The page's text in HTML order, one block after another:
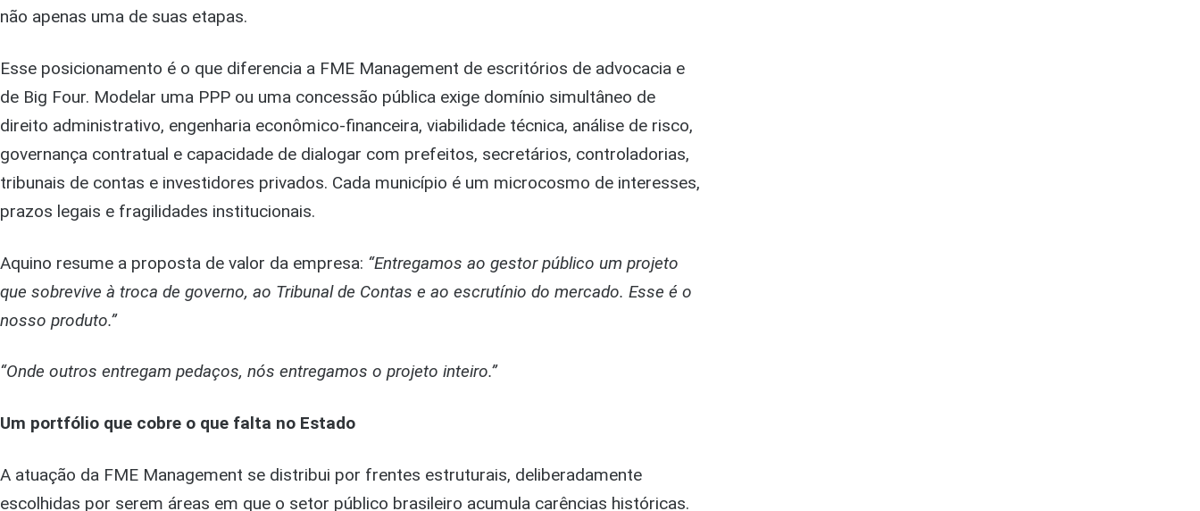
não apenas uma de suas etapas.
Esse posicionamento é o que diferencia a FME Management de escritórios de advocacia e
de Big Four. Modelar uma PPP ou uma concessão pública exige domínio simultâneo de
direito administrativo, engenharia econômico-financeira, viabilidade técnica, análise de risco,
governança contratual e capacidade de dialogar com prefeitos, secretários, controladorias,
tribunais de contas e investidores privados. Cada município é um microcosmo de interesses,
prazos legais e fragilidades institucionais.
Aquino resume a proposta de valor da empresa: “Entregamos ao gestor público um projeto
que sobrevive à troca de governo, ao Tribunal de Contas e ao escrutínio do mercado. Esse é o
nosso produto.”
“Onde outros entregam pedaços, nós entregamos o projeto inteiro.”
Um portfólio que cobre o que falta no Estado
A atuação da FME Management se distribui por frentes estruturais, deliberadamente
escolhidas por serem áreas em que o setor público brasileiro acumula carências históricas.